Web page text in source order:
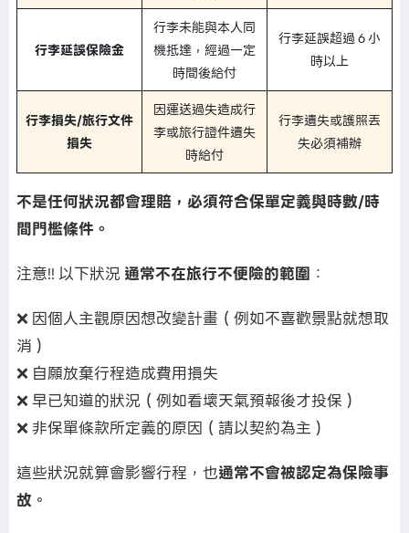
行李延誤保險金
行李未能與本人同
機抵達，經過一定
時間後給付
行李延誤超過 6 小
時以上
行李損失/旅行文件
損失
因運送過失造成行
李或旅行證件遺失
時給付
行李遺失或護照丟
失必須補辦
不是任何狀況都會理賠，必須符合保單定義與時數/時
間門檻條件。
注意!! 以下狀況 通常不在旅行不便險的範圍 ：
❌ 因個人主觀原因想改變計畫（例如不喜歡景點就想取
消）
❌ 自願放棄行程造成費用損失
❌ 早已知道的狀況（例如看壞天氣預報後才投保）
❌ 非保單條款所定義的原因（請以契約為主）
這些狀況就算會影響行程，也通常不會被認定為保險事
故 。